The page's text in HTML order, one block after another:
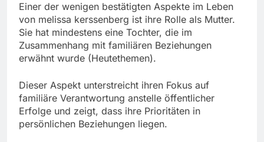
Einer der wenigen bestätigten Aspekte im Leben
von melissa kerssenberg ist ihre Rolle als Mutter.
Sie hat mindestens eine Tochter, die im
Zusammenhang mit familiären Beziehungen
erwähnt wurde (Heutethemen).
Dieser Aspekt unterstreicht ihren Fokus auf
familiäre Verantwortung anstelle öffentlicher
Erfolge und zeigt, dass ihre Prioritäten in
persönlichen Beziehungen liegen.